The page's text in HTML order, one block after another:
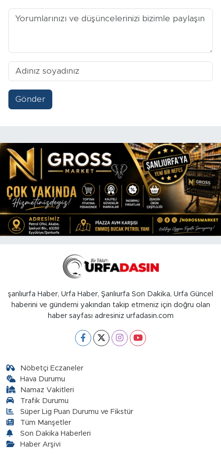
Gönder
şanlıurfa Haber, Urfa Haber, Şanlıurfa Son Dakika, Urfa Güncel
haberini ve gündemi yakından takip etmeniz için doğru olan
haber sayfası adresiniz urfadasin.com
Nöbetçi Eczaneler
Hava Durumu
Namaz Vakitleri
Trafik Durumu
Süper Lig Puan Durumu ve Fikstür
Tüm Manşetler
Son Dakika Haberleri
Haber Arşivi